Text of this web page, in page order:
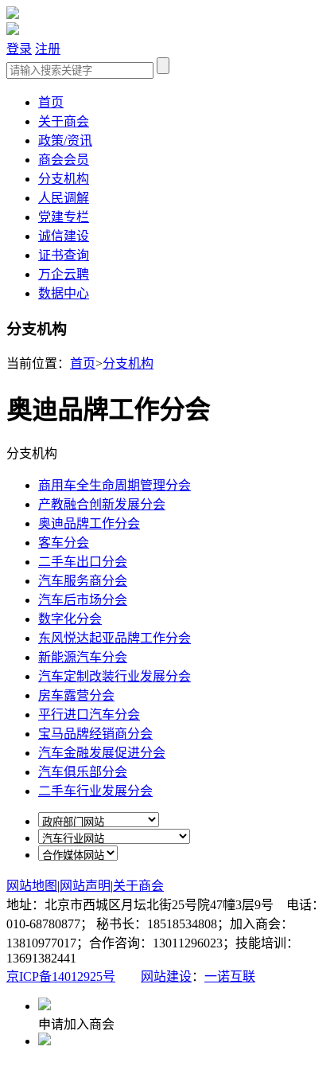
登录 注册
首页
关于商会
政策/资讯
商会会员
分支机构
人民调解
党建专栏
诚信建设
证书查询
万企云聘
数据中心
分支机构
当前位置： 首页>分支机构
奥迪品牌工作分会
分支机构
商用车全生命周期管理分会
产教融合创新发展分会
奥迪品牌工作分会
客车分会
二手车出口分会
汽车服务商分会
汽车后市场分会
数字化分会
东风悦达起亚品牌工作分会
新能源汽车分会
汽车定制改装行业发展分会
房车露营分会
平行进口汽车分会
宝马品牌经销商分会
汽车金融发展促进分会
汽车俱乐部分会
二手车行业发展分会
网站地图 | 网站声明|关于商会
地址：北京市西城区月坛北街25号院47幢3层9号 电话：
010-68780877； 秘书长：18518534808；加入商会：
13810977017；合作咨询：13011296023；技能培训：
13691382441
京ICP备14012925号
网站建设： 一诺互联
申请加入商会